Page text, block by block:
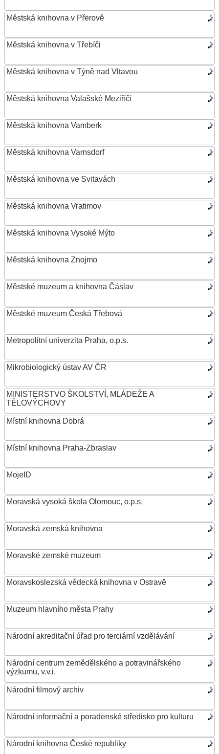
Městská knihovna v Přerově
Městská knihovna v Třebíči
Městská knihovna v Týně nad Vltavou
Městská knihovna Valašské Meziříčí
Městská knihovna Vamberk
Městská knihovna Varnsdorf
Městská knihovna ve Svitavách
Městská knihovna Vratimov
Městská knihovna Vysoké Mýto
Městská knihovna Znojmo
Městské muzeum a knihovna Čáslav
Městské muzeum Česká Třebová
Metropolitní univerzita Praha, o.p.s.
Mikrobiologický ústav AV ČR
MINISTERSTVO ŠKOLSTVÍ, MLÁDEŽE A
TĚLOVÝCHOVY
Místní knihovna Dobrá
Místní knihovna Praha-Zbraslav
MojeID
Moravská vysoká škola Olomouc, o.p.s.
Moravská zemská knihovna
Moravské zemské muzeum
Moravskoslezská vědecká knihovna v Ostravě
Muzeum hlavního města Prahy
Národní akreditační úřad pro terciární vzdělávání
Národní centrum zemědělského a potravinářského
výzkumu, v.v.i.
Národní filmový archiv
Národní informační a poradenské středisko pro kulturu
Národní knihovna České republiky